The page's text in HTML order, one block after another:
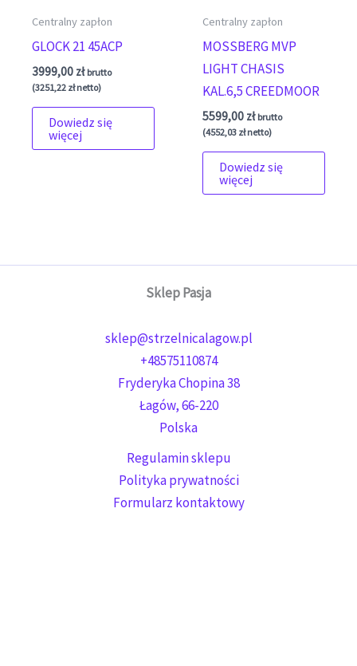
Centralny zapłon
GLOCK 21 45ACP
3999,00 zł brutto
(3251,22 złnetto)
Dowiedz się
więcej
Centralny zapłon
MOSSBERG MVP
LIGHT CHASIS
KAL.6,5 CREEDMOOR
5599,00 zł brutto
(4552,03 złnetto)
Dowiedz się
więcej
Sklep Pasja
sklep@strzelnicalagow.pl
+48575110874
Fryderyka Chopina 38
Łagów,66-220
Polska
Regulamin sklepu
Polityka prywatności
Formularz kontaktowy